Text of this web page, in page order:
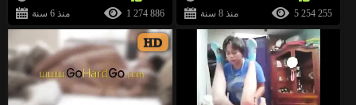
-1
BellaWow منذ 1 سنة
http://xnice.fun/arb
وقف قبالة النطر. أعرف موقعًا
أن آلاف الفتيات العازبات ينتظرن ممارسة الجنس. انظروا
»
منذ 6 سنة
1 274 886
منذ 8 سنة
5 254 255
HD